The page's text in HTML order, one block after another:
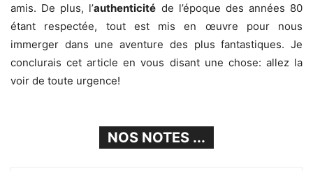
amis. De plus, l’authenticité de l’époque des années 80
étant respectée, tout est mis en œuvre pour nous
immerger dans une aventure des plus fantastiques. Je
conclurais cet article en vous disant une chose: allez la
voir de toute urgence!
NOS NOTES ...